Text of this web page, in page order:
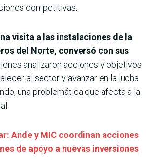
competitivas.
visita a las instalaciones de la
del Norte, conversó con sus
analizaron acciones y objetivos
al sector y avanzar en la lucha
una problemática que afecta a la
Ande y MIC coordinan acciones
de apoyo a nuevas inversiones